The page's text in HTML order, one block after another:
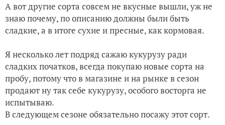
А вот другие сорта совсем не вкусные вышли, уж не
знаю почему, по описанию должны были быть
сладкие, а в итоге сухие и пресные, как кормовая.
Я несколько лет подряд сажаю кукурузу ради
сладких початков, всегда покупаю новые сорта на
пробу, потому что в магазине и на рынке в сезон
продают ну так себе кукурузу, особого восторга не
испытываю.
В следующем сезоне обязательно посажу этот сорт.